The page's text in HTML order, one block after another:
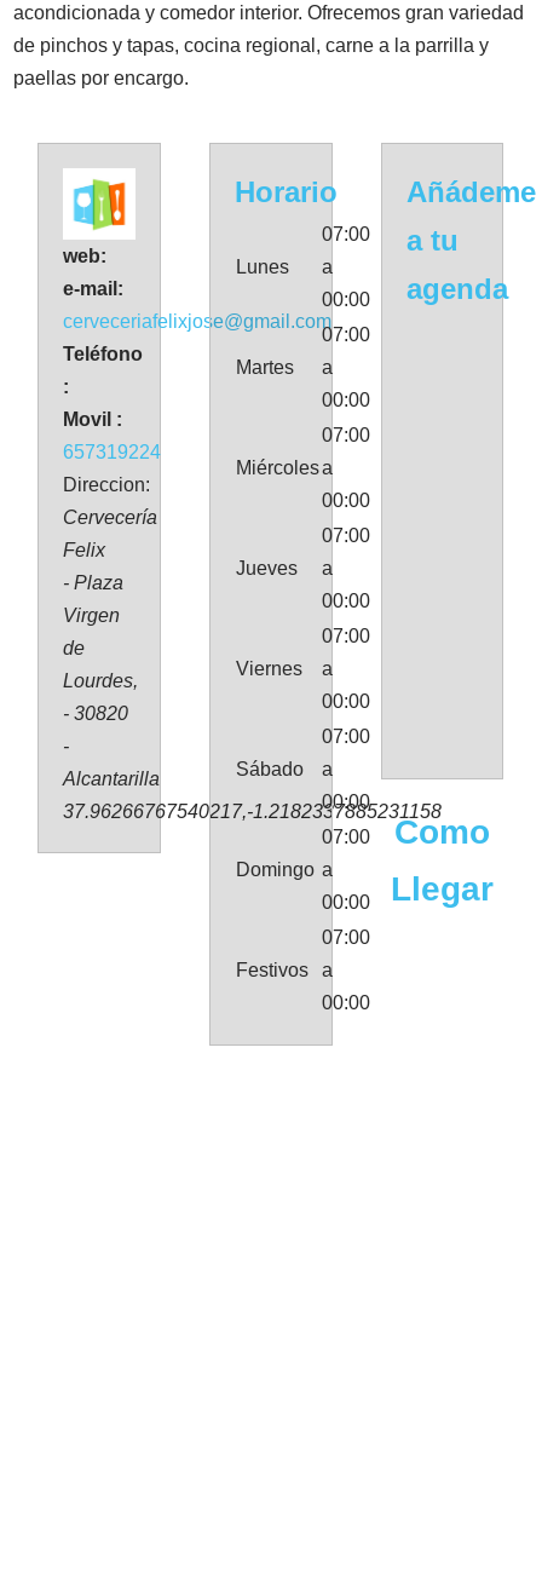
acondicionada y comedor interior. Ofrecemos gran variedad
de pinchos y tapas, cocina regional, carne a la parrilla y
paellas por encargo.
web:
e-mail:
cerveceriafelixjose@gmail.com
Teléfono
:
Movil :
657319224
Direccion:
Cervecería
Felix
- Plaza
Virgen
de
Lourdes,
- 30820
-
Alcantarilla
37.96266767540217,-1.2182337885231158
Horario
Lunes
07:00
a
00:00
Martes
07:00
a
00:00
Miércoles
07:00
a
00:00
Jueves
07:00
a
00:00
Viernes
07:00
a
00:00
Sábado
07:00
a
00:00
Domingo
07:00
a
00:00
Festivos
07:00
a
00:00
Añádeme
a tu
agenda
Como
Llegar